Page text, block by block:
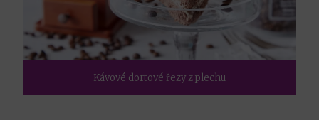
Kávové dortové řezy z plechu